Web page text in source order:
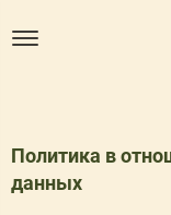
Политика в
данных